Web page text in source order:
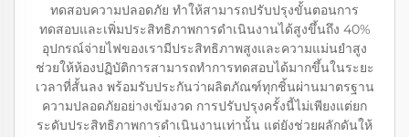
ทดสอบความปลอดภัย ทำให้สามารถปรับปรุงขั้นตอนการ
ทดสอบและเพิ่มประสิทธิภาพการดำเนินงานได้สูงขึ้นถึง 40%
อุปกรณ์จ่ายไฟของเรามีประสิทธิภาพสูงและความแม่นยำสูง
ช่วยให้ห้องปฏิบัติการสามารถทำการทดสอบได้มากขึ้นในระยะ
เวลาที่สั้นลง พร้อมรับประกันว่าผลิตภัณฑ์ทุกชิ้นผ่านมาตรฐาน
ความปลอดภัยอย่างเข้มงวด การปรับปรุงครั้งนี้ไม่เพียงแต่ยก
ระดับประสิทธิภาพการดำเนินงานเท่านั้น แต่ยังช่วยผลักดันให้